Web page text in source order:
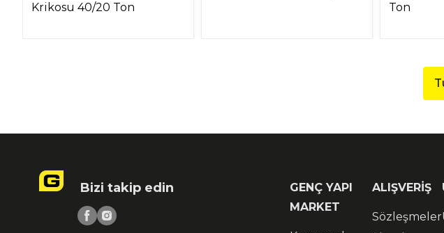
Krikosu 40/20 Ton
Ton
Bizi takip edin
GENÇ YAPI
MARKET
ALIŞVERİŞ
Sözleşmeler